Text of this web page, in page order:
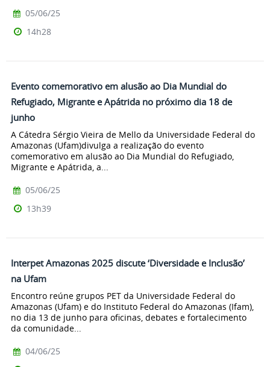
05/06/25
14h28
Evento comemorativo em alusão ao Dia Mundial do
Refugiado, Migrante e Apátrida no próximo dia 18 de
junho
A Cátedra Sérgio Vieira de Mello da Universidade Federal do
Amazonas (Ufam)divulga a realização do evento
comemorativo em alusão ao Dia Mundial do Refugiado,
Migrante e Apátrida, a...
05/06/25
13h39
Interpet Amazonas 2025 discute ‘Diversidade e Inclusão’
na Ufam
Encontro reúne grupos PET da Universidade Federal do
Amazonas (Ufam) e do Instituto Federal do Amazonas (Ifam),
no dia 13 de junho para oficinas, debates e fortalecimento
da comunidade...
04/06/25